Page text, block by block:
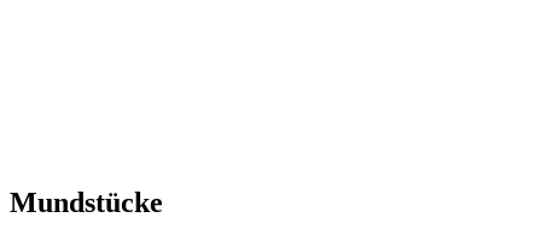
Mundstücke